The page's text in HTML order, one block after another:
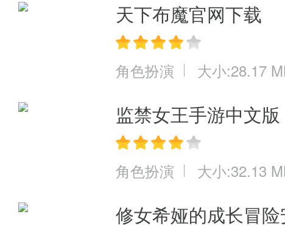
天下布魔官网下载
角色扮演 大小:28.17
监禁女王手游中文版
角色扮演 大小:32.13
修女希娅的成长冒